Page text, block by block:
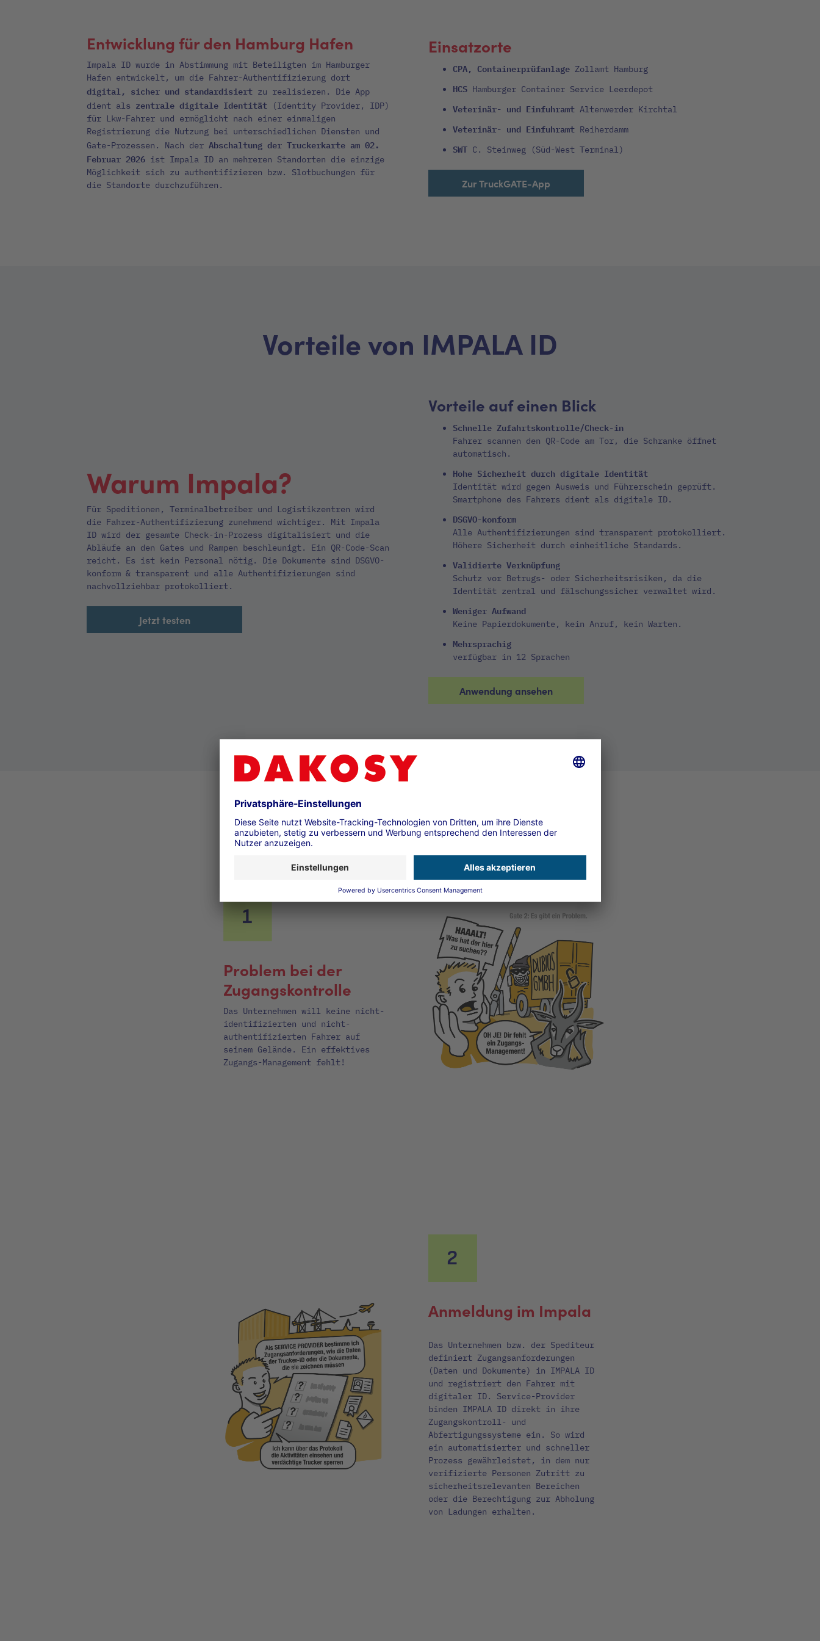
Entwicklung für den Hamburg Hafen
Impala ID wurde in Abstimmung mit Beteiligten im Hamburger
Hafen entwickelt, um die Fahrer-Authentifizierung dort
digital, sicher und standardisiert zu realisieren. Die App
dient als zentrale digitale Identität (Identity Provider, IDP)
für Lkw-Fahrer und ermöglicht nach einer einmaligen
Registrierung die Nutzung bei unterschiedlichen Diensten und
Gate-Prozessen. Nach der Abschaltung der Truckerkarte am 02.
Februar 2026 ist Impala ID an mehreren Standorten die einzige
Möglichkeit sich zu authentifizieren bzw. Slotbuchungen für
die Standorte durchzuführen.
Einsatzorte
CPA, Containerprüfanlage Zollamt Hamburg
HCS Hamburger Container Service Leerdepot
Veterinär- und Einfuhramt Altenwerder Kirchtal
Veterinär- und Einfuhramt Reiherdamm
SWT C. Steinweg (Süd-West Terminal)
Zur TruckGATE-App
Vorteile von IMPALA ID
Warum Impala?
Für Speditionen, Terminalbetreiber und Logistikzentren wird
die Fahrer-Authentifizierung zunehmend wichtiger. Mit Impala
ID wird der gesamte Check-in-Prozess digitalisiert und die
Abläufe an den Gates und Rampen beschleunigt. Ein QR-Code-Scan
reicht. Es ist kein Personal nötig. Die Dokumente sind DSGVO-
konform & transparent und alle Authentifizierungen sind
nachvollziehbar protokolliert.
Jetzt testen
Vorteile auf einen Blick
Schnelle Zufahrtskontrolle/Check-in
Fahrer scannen den QR-Code am Tor, die Schranke öffnet
automatisch.
Hohe Sicherheit durch digitale Identität
Identität wird gegen Ausweis und Führerschein geprüft.
Smartphone des Fahrers dient als digitale ID.
DSGVO-konform
Alle Authentifizierungen sind transparent protokolliert.
Höhere Sicherheit durch einheitliche Standards.
Validierte Verknüpfung
Schutz vor Betrugs- oder Sicherheitsrisiken, da die
Identität zentral und fälschungssicher verwaltet wird.
Weniger Aufwand
Keine Papierdokumente, kein Anruf, kein Warten.
Mehrsprachig
verfügbar in 12 Sprachen
Anwendung ansehen
So funktioniert's
Problem bei der
Zugangskontrolle
Das Unternehmen will keine nicht-
identifizierten und nicht-
authentifizierten Fahrer auf
seinem Gelände. Ein effektives
Zugangs-Management fehlt!
Anmeldung im Impala
Das Unternehmen bzw. der Spediteur
definiert Zugangsanforderungen
(Daten und Dokumente) in IMPALA ID
und registriert den Fahrer mit
digitaler ID. Service-Provider
binden IMPALA ID direkt in ihre
Zugangskontroll- und
Abfertigungssysteme ein. So wird
ein automatisierter und schneller
Prozess gewährleistet, in dem nur
verifizierte Personen Zutritt zu
sicherheitsrelevanten Bereichen
oder die Berechtigung zur Abholung
von Ladungen erhalten.